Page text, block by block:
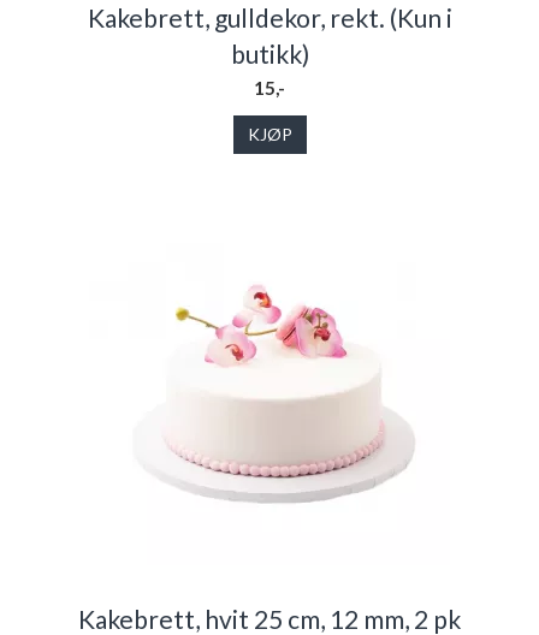
Kakebrett, gulldekor, rekt. (Kun i
butikk)
15,-
KJØP
Kakebrett, hvit 25 cm, 12 mm, 2 pk